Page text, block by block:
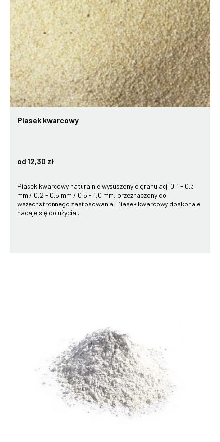
Piasek kwarcowy
od 12,30 zł
Piasek kwarcowy naturalnie wysuszony o granulacji 0,1 - 0,3
mm / 0,2 - 0,5 mm / 0,5 - 1,0 mm, przeznaczony do
wszechstronnego zastosowania. Piasek kwarcowy doskonale
nadaje się do użycia...